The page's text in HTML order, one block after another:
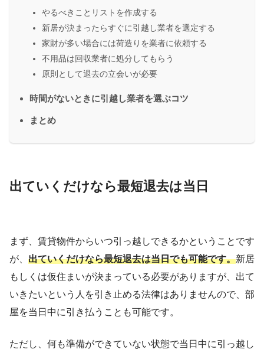
やるべきことリストを作成する
新居が決まったらすぐに引越し業者を選定する
家財が多い場合には荷造りを業者に依頼する
不用品は回収業者に処分してもらう
原則として退去の立会いが必要
時間がないときに引越し業者を選ぶコツ
まとめ
出ていくだけなら最短退去は当日
まず、賃貸物件からいつ引っ越しできるかということです
が、 出ていくだけなら最短退去は当日でも可能です。新居
もしくは仮住まいが決まっている必要がありますが、出て
いきたいという人を引き止める法律はありませんので、部
屋を当日中に引き払うことも可能です。
ただし、何も準備ができていない状態で当日中に引っ越し